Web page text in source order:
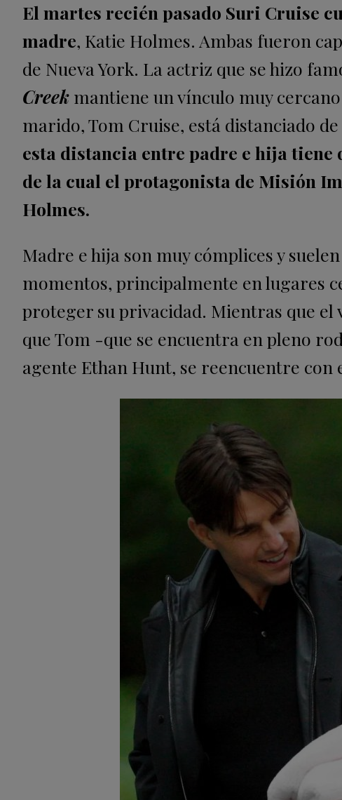
El martes recién pasado Suri Cruise
madre, Katie Holmes. Ambas fueron
de Nueva York. La actriz que se hizo
Creek mantiene un vínculo muy
marido, Tom Cruise, está distanciado de
esta distancia entre padre e hija tiene
de la cual el protagonista de Misión
Holmes.
Madre e hija son muy cómplices y
momentos, principalmente en lugares
proteger su privacidad. Mientras que
que Tom -que se encuentra en pleno
agente Ethan Hunt, se reencuentre con